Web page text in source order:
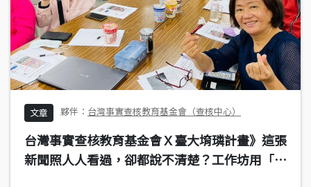
文章 台灣事實查核教育基金會（查核中心）
台灣事實查核教育基金會Ｘ臺大堉璘計畫》這張
新聞照人人看過，卻都說不清楚？工作坊用「以